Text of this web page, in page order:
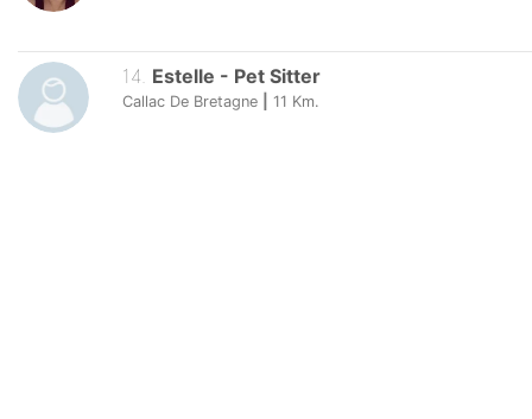
14 Estelle - Pet Sitter
Callac De Bretagne 11 Km.